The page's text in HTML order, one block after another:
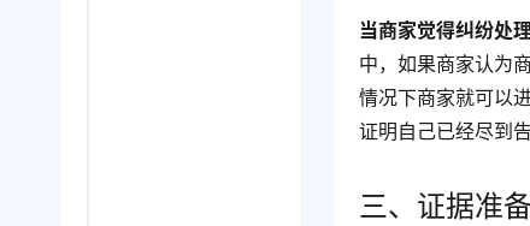
当商家觉得纠纷处
中，如果商家认为
情况下商家就可以
证明自己已经尽到
三、证据准备